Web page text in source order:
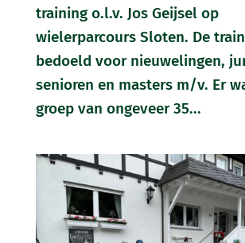
training o.l.v. Jos Geijsel op
wielerparcours Sloten. De
bedoeld voor nieuwelingen,
senioren en masters m/v. Er
groep van ongeveer 35...